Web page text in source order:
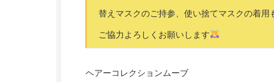
替えマスクのご持参、使い捨てマスクの着用
ご協力よろしくお願いします
ヘアーコレクションムーブ